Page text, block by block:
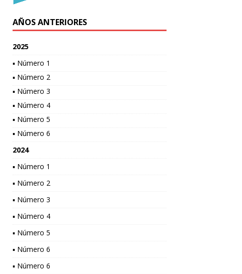
AÑOS ANTERIORES
2025
▪ Número 1
▪ Número 2
▪ Número 3
▪ Número 4
▪ Número 5
▪ Número 6
2024
▪ Número 1
▪ Número 2
▪ Número 3
▪ Número 4
▪ Número 5
▪ Número 6
▪ Número 6